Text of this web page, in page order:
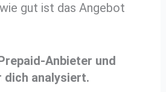
gut ist das Angebot
Anbieter und
dich analysiert.